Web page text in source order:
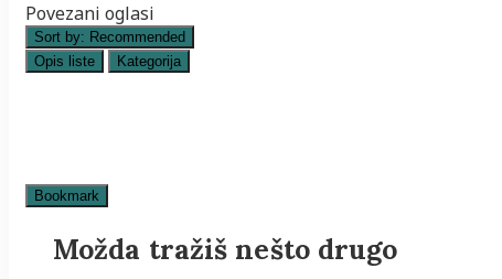
Povezani oglasi
Sort by: Recommended
Opis liste
Kategorija
Bookmark
Možda tražiš nešto drugo